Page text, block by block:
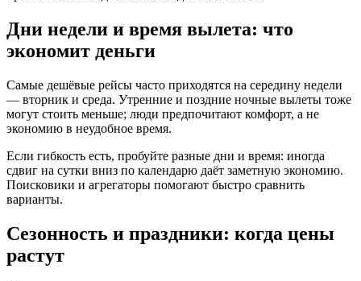
Дни недели и время вылета: что
экономит деньги
Самые дешёвые рейсы часто приходятся на середину недели
— вторник и среда. Утренние и поздние ночные вылеты тоже
могут стоить меньше; люди предпочитают комфорт, а не
экономию в неудобное время.
Если гибкость есть, пробуйте разные дни и время: иногда
сдвиг на сутки вниз по календарю даёт заметную экономию.
Поисковики и агрегаторы помогают быстро сравнить
варианты.
Сезонность и праздники: когда цены
растут